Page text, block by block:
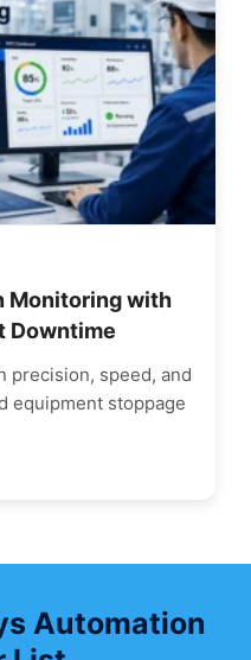
Monitoring with
Downtime
precision, speed, and
equipment stoppage
Automation